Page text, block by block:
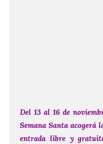
Del 13 al 16 de
Semana Santa acogerá
entrada libre y